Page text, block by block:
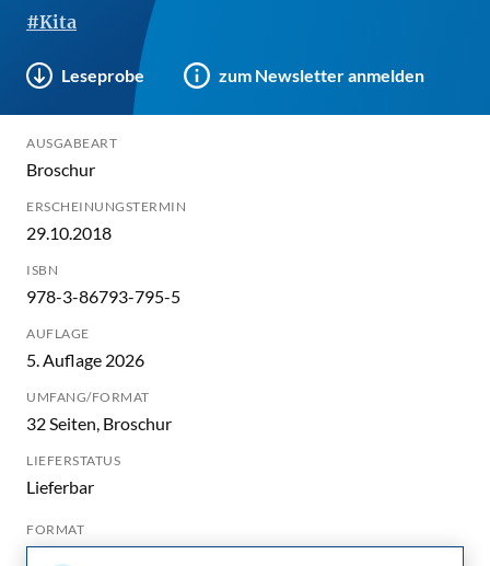
#Kita
Leseprobe zum Newsletter anmelden
AUSGABEART
Broschur
ERSCHEINUNGSTERMIN
29.10.2018
ISBN
978-3-86793-795-5
AUFLAGE
5. Auflage 2026
UMFANG/FORMAT
32 Seiten, Broschur
LIEFERSTATUS
Lieferbar
FORMAT